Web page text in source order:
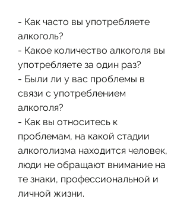
- Как часто вы употребляете
алкоголь?
- Какое количество алкоголя вы
употребляете за один раз?
- Были ли у вас проблемы в
связи с употреблением
алкоголя?
- Как вы относитесь к
проблемам, на какой стадии
алкоголизма находится человек,
люди не обращают внимание на
те знаки, профессиональной и
личной жизни.